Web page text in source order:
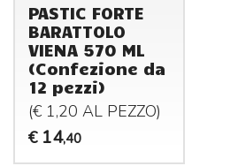
PASTIC FORTE
BARATTOLO
VIENA 570 ML
(Confezione da
12 pezzi)
(€ 1,20 AL PEZZO)
€ 14,40